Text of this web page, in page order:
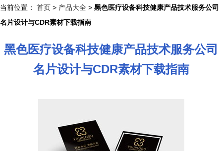
当前位置： 首页 > 产品大全 > 黑色医疗设备科技健康产品技术服务公司
名片设计与CDR素材下载指南
黑色医疗设备科技健康产品技术服务公司
名片设计与CDR素材下载指南